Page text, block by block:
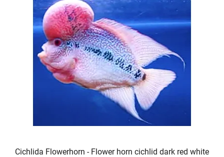
Cichlida Flowerhorn - Flower horn cichlid dark red white